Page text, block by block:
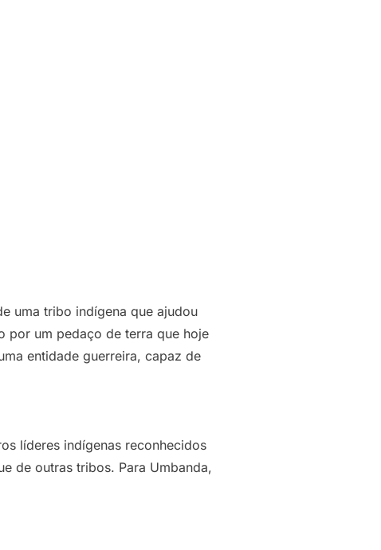
uma tribo indígena que ajudou
por um pedaço de terra que hoje
entidade guerreira, capaz de
líderes indígenas reconhecidos
de outras tribos. Para Umbanda,